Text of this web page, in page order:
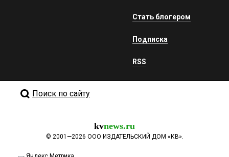
Стать блогером
Подписка
RSS
Поиск по сайту
kvnews.ru
© 2001—2026 ООО ИЗДАТЕЛЬСКИЙ ДОМ «КВ».